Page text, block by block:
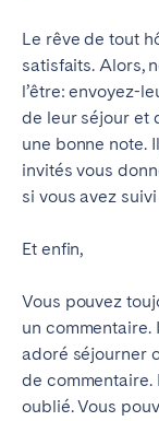
Le rêve de tout
satisfaits. Alors,
l’être: envoyez-
de leur séjour et
une bonne note.
invités vous
si vous avez
Et enfin,
Vous pouvez
un commentaire.
adoré séjourner
de commentaire.
oublié.Vous